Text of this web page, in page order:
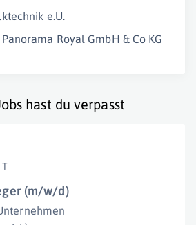
e.U.
Royal GmbH & Co KG
hast du verpasst
T
(m/w/d)